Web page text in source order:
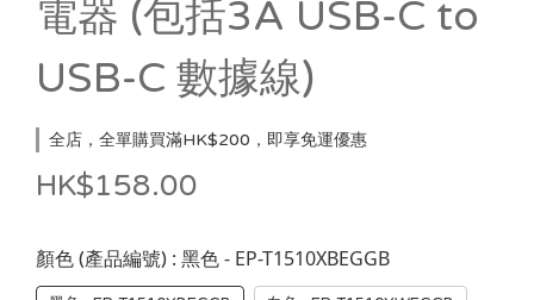
電器 (包括3A USB-C to
USB-C 數據線)
全店，全單購買滿HK$200，即享免運優惠
HK$158.00
顏色 (產品編號) : 黑色 - EP-T1510XBEGGB